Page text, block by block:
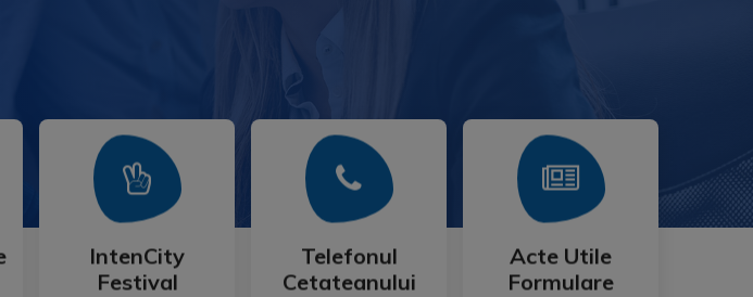
IntenCity
Festival
IntenCity
Festival
Mai Mult
Telefonul
Cetateanului
Telefonul
Cetateanului
Mai Mult
Acte Utile
Formulare
Acte Utile
Formulare
Mai Mult